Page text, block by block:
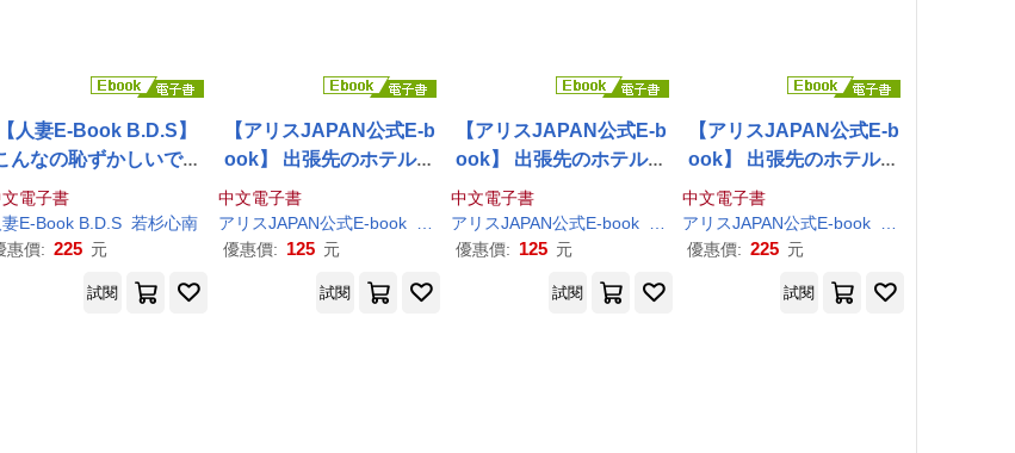
【人妻E-Book B.D.S】
んなの恥ずかしいです
若杉心 南
電子書
妻E-Book B.D.S 若杉心南
惠價: 225 元
【アリスJAPAN公式E-b
ook】 出張先のホテルで
体育大卒の後輩女子に襲
われ脳筋フルパワー杭打
ち騎乗位と肉圧種搾りプ
り取られた南畑颯花 Vol.
中文電子書
アリスJAPAN公式E-book
畑颯花
優惠價: 125 元
【アリスJAPAN公式E-b
ook】 出張先のホテルで
体育大卒の後輩女子に襲
われ脳筋フルパワー杭打
ち騎乗位と肉圧種搾りプ
り取られた南畑颯花 Vol.
中文電子書
アリスJAPAN公式E-book
畑颯花
優惠價: 125 元
【アリスJAPAN公式E-b
ook】 出張先のホテルで
体育大卒の後輩女子に襲
われ脳筋フルパワー杭打
ち騎乗位と肉圧種搾りプ
り取られた南畑颯花 Vol.
中文電子書
アリスJAPAN公式E-book
優惠價: 225 元
試閱 試閱 試閱 試閱